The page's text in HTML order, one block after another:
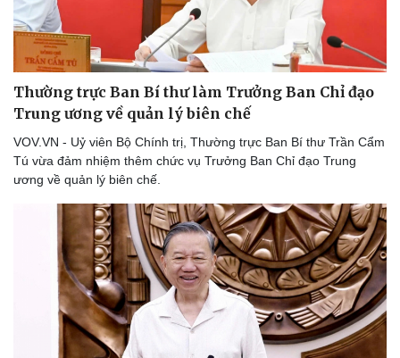
Thường trực Ban Bí thư làm Trưởng Ban Chỉ đạo
Trung ương về quản lý biên chế
VOV.VN - Uỷ viên Bộ Chính trị, Thường trực Ban Bí thư Trần Cẩm
Tú vừa đảm nhiệm thêm chức vụ Trưởng Ban Chỉ đạo Trung
ương về quản lý biên chế.